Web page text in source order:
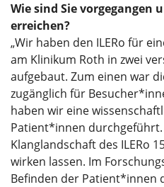
Wie sind Sie vorgegangen
erreichen?
„Wir haben den ILERo für
am Klinikum Roth in zwei
aufgebaut. Zum einen war
zugänglich für
haben wir eine
Patient*innen
Klanglandschaft des ILERo
wirken lassen. Im
Befinden der Patient*innen